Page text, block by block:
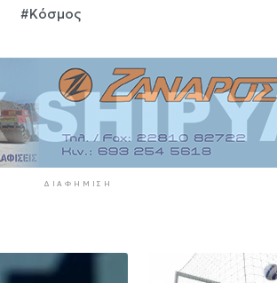
#Κόσμος
ΔΙΑΦΉΜΙΣΗ